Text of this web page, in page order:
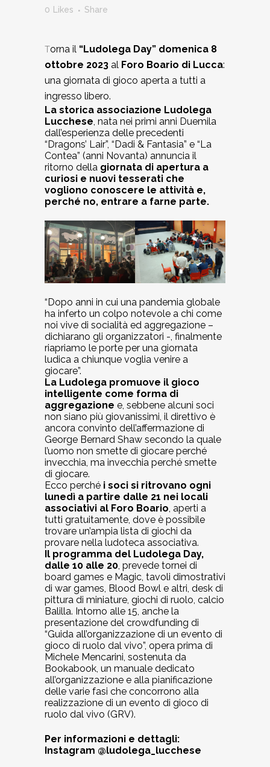
0
Likes Share
Torna il “Ludolega Day” domenica 8
ottobre 2023 al Foro Boario di Lucca:
una giornata di gioco aperta a tutti a
ingresso libero.
La storica associazione Ludolega
Lucchese, nata nei primi anni Duemila
dall’esperienza delle precedenti
“Dragons’ Lair”, “Dadi & Fantasia” e “La
Contea” (anni Novanta) annuncia il
ritorno della giornata di apertura a
curiosi e nuovi tesserati che
vogliono conoscere le attività e,
perché no, entrare a farne parte.
“Dopo anni in cui una pandemia globale
ha inferto un colpo notevole a chi come
noi vive di socialità ed aggregazione –
dichiarano gli organizzatori -, finalmente
riapriamo le porte per una giornata
ludica a chiunque voglia venire a
giocare”.
La Ludolega promuove il gioco
intelligente come forma di
aggregazione e, sebbene alcuni soci
non siano più giovanissimi, il direttivo è
ancora convinto dell’affermazione di
George Bernard Shaw secondo la quale
l’uomo non smette di giocare perché
invecchia, ma invecchia perché smette
di giocare.
Ecco perché i soci si ritrovano ogni
lunedì a partire dalle 21 nei locali
associativi al Foro Boario, aperti a
tutti gratuitamente, dove è possibile
trovare un’ampia lista di giochi da
provare nella ludoteca associativa.
Il programma del Ludolega Day,
dalle 10 alle 20, prevede tornei di
board games e Magic, tavoli dimostrativi
di war games, Blood Bowl e altri, desk di
pittura di miniature, giochi di ruolo, calcio
Balilla. Intorno alle 15, anche la
presentazione del crowdfunding di
“Guida all’organizzazione di un evento di
gioco di ruolo dal vivo”, opera prima di
Michele Mencarini, sostenuta da
Bookabook, un manuale dedicato
all’organizzazione e alla pianificazione
delle varie fasi che concorrono alla
realizzazione di un evento di gioco di
ruolo dal vivo (GRV).
Per informazioni e dettagli:
Instagram @ludolega_lucchese